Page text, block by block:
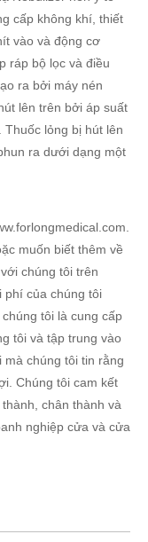
cấp không khí, thiết
vào và động cơ
ráp bộ lọc và điều
ra bởi máy nén
lên trên bởi áp suất
lỏng bị hút lên
ra dưới dạng một
muốn biết thêm về
chúng tôi trên
phí của chúng tôi
tôi là cung cấp
tôi và tập trung vào
chúng tôi tin rằng
Chúng tôi cam kết
chân thành và
nghiệp cửa và cửa